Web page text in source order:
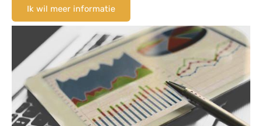
Ik wil meer informatie